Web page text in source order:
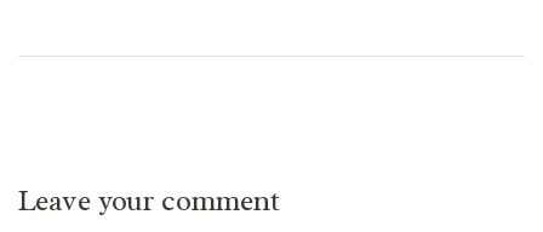
Leave your comment